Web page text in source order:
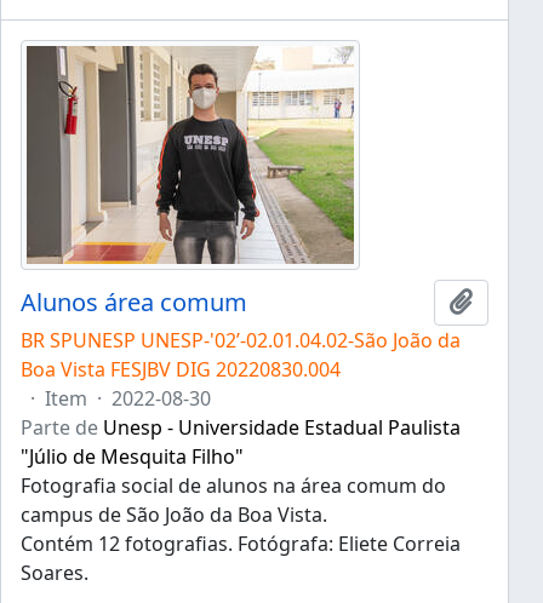
Alunos área comum
BR SPUNESP UNESP-'02’-02.01.04.02-São João da
Boa Vista FESJBV DIG 20220830.004
· Item · 2022-08-30
Parte de Unesp - Universidade Estadual Paulista
"Júlio de Mesquita Filho"
Fotografia social de alunos na área comum do
campus de São João da Boa Vista.
Contém 12 fotografias. Fotógrafa: Eliete Correia
Soares.